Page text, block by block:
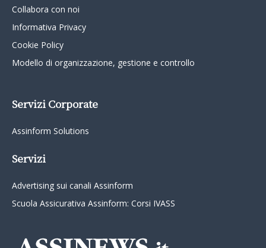
Collabora con noi
Informativa Privacy
Cookie Policy
Modello di organizzazione, gestione e controllo
Servizi Corporate
Assinform Solutions
Servizi
Advertising sui canali Assinform
Scuola Assicurativa Assinform: Corsi IVASS